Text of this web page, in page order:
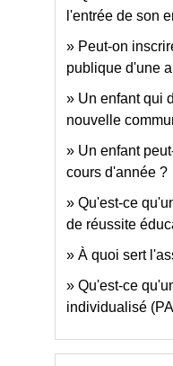
l'entrée de son
Peut-on
publique d'une
Un enfant qui
nouvelle
Un enfant
cours d'année ?
Qu'est-ce
de réussite
À quoi sert
Qu'est-ce
individualisé